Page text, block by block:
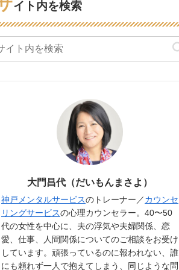
イト内を検索
大門昌代（だいもんまさよ）
神戸メンタルサービスのトレーナー／ カウンセ
リングサービスの心理カウンセラー。40〜50
代の女性を中心に、夫の浮気や夫婦関係、恋
愛、仕事、人間関係についてのご相談をお受け
しています。頑張っているのに報われない、誰
にも頼れず一人で抱えてしまう、同じような問